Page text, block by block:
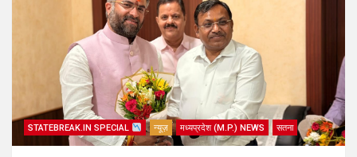
STATEBREAK.IN SPECIAL न्यूज़ मध्यप्रदेश (M.P.) NEWS सतना